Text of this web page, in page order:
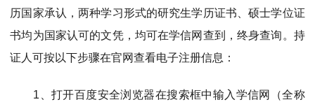
考试真题
报考经验 招生简章
历国家承认，两种学习形式的研究生学历证书、硕士学位证
书均为国家认可的文凭，均可在学信网查到，终身查询。持
证人可按以下步骤在官网查看电子注册信息：
1、打开百度安全浏览器在搜索框中输入学信网（全称